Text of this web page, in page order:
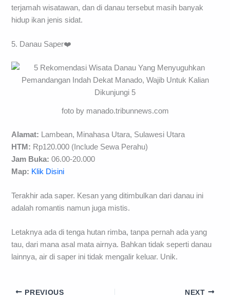
terjamah wisatawan, dan di danau tersebut masih banyak
hidup ikan jenis sidat.
5. Danau Saper❤️
foto by manado.tribunnews.com
Alamat: Lambean, Minahasa Utara, Sulawesi Utara
HTM: Rp120.000 (Include Sewa Perahu)
Jam Buka: 06.00-20.000
Map: Klik Disini
Terakhir ada saper. Kesan yang ditimbulkan dari danau ini
adalah romantis namun juga mistis.
Letaknya ada di tenga hutan rimba, tanpa pernah ada yang
tau, dari mana asal mata airnya. Bahkan tidak seperti danau
lainnya, air di saper ini tidak mengalir keluar. Unik.
PREVIOUS NEXT